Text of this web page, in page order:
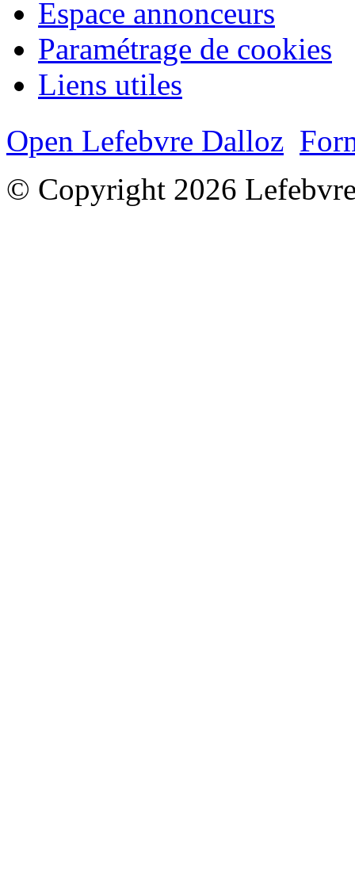
Espace annonceurs
Paramétrage de cookies
Liens utiles
Open Lefebvre Dalloz
© Copyright 2026